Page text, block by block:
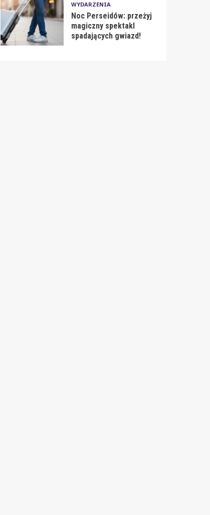
WYDARZENIA
Noc Perseidów: przeżyj
magiczny spektakl
spadających gwiazd!